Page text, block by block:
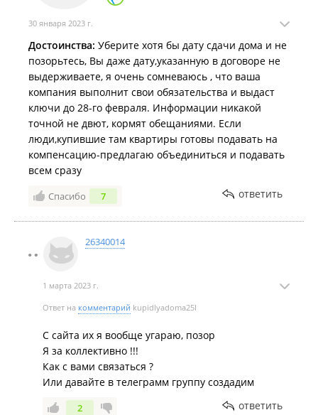
Апрель 2021
Февраль 2021
30 января 2023 г.
Достоинства: Уберите хотя бы дату сдачи дома и не
позорьтесь, Вы даже дату,указанную в договоре не
выдерживаете, я очень сомневаюсь , что ваша
компания выполнит свои обязательства и выдаст
ключи до 28-го февраля. Информации никакой
точной не двют, кормят обещаниями. Если
люди,купившие там квартиры готовы подавать на
компенсацию-предлагаю объединиться и подавать
всем сразу
Спасибо 7 ответить
26340014
1 марта 2023 г.
Ответ на комментарий kupidlyadoma25l
С сайта их я вообще угараю, позор
Я за коллективно !!!
Как с вами связаться ?
Или давайте в телеграмм группу создадим
2 ответить